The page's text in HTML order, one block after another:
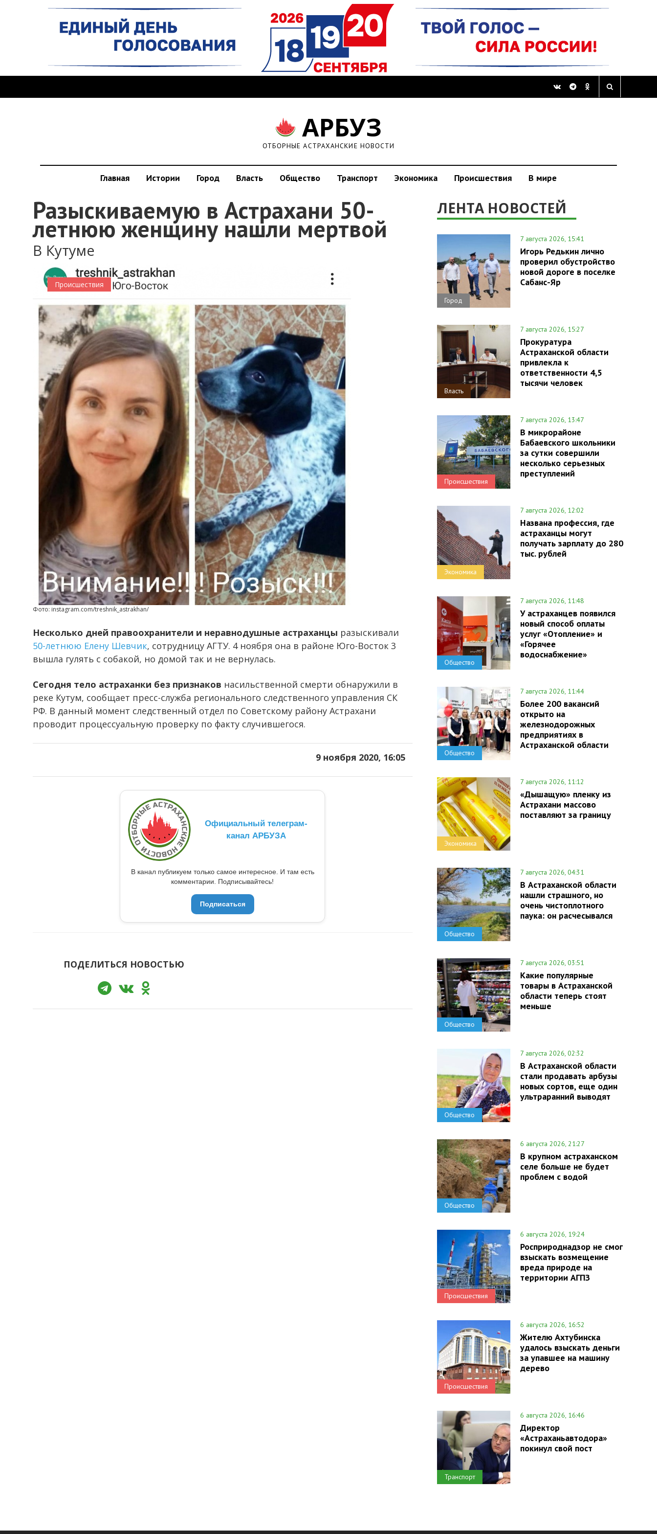
АРБУЗ
ОТБОРНЫЕ АСТРАХАНСКИЕ НОВОСТИ
Главная Истории Город Власть Общество Транспорт Экономика Происшествия В мире
Разыскиваемую в Астрахани 50-
летнюю женщину нашли мертвой
В Кутуме
Происшествия
Фото: instagram.com/treshnik_astrakhan/
Несколько дней правоохранители и неравнодушные астраханцы разыскивали
50-летнюю Елену Шевчик, сотрудницу АГТУ. 4 ноября она в районе Юго-Восток 3
вышла гулять с собакой, но домой так и не вернулась.
Сегодня тело астраханки без признаков насильственной смерти обнаружили в
реке Кутум, сообщает пресс-служба регионального следственного управления СК
РФ. В данный момент следственный отдел по Советскому району Астрахани
проводит процессуальную проверку по факту случившегося.
9 ноября 2020, 16:05
Официальный телеграм-
канал АРБУЗА
В канал публикуем только самое интересное. И там есть
комментарии. Подписывайтесь!
Подписаться
ПОДЕЛИТЬСЯ НОВОСТЬЮ
ЛЕНТА НОВОСТЕЙ
Город
7 августа 2026, 15:41
Игорь Редькин лично
проверил обустройство
новой дороге в поселке
Сабанс-Яр
Власть
7 августа 2026, 15:27
Прокуратура
Астраханской области
привлекла к
ответственности 4,5
тысячи человек
Происшествия
7 августа 2026, 13:47
В микрорайоне
Бабаевского школьники
за сутки совершили
несколько серьезных
преступлений
Экономика
7 августа 2026, 12:02
Названа профессия, где
астраханцы могут
получать зарплату до 280
тыс. рублей
Общество
7 августа 2026, 11:48
У астраханцев появился
новый способ оплаты
услуг «Отопление» и
«Горячее
водоснабжение»
Общество
7 августа 2026, 11:44
Более 200 вакансий
открыто на
железнодорожных
предприятиях в
Астраханской области
Экономика
7 августа 2026, 11:12
«Дышащую» пленку из
Астрахани массово
поставляют за границу
Общество
7 августа 2026, 04:31
В Астраханской области
нашли страшного, но
очень чистоплотного
паука: он расчесывался
Общество
7 августа 2026, 03:51
Какие популярные
товары в Астраханской
области теперь стоят
меньше
Общество
7 августа 2026, 02:32
В Астраханской области
стали продавать арбузы
новых сортов, еще один
ультраранний выводят
Общество
6 августа 2026, 21:27
В крупном астраханском
селе больше не будет
проблем с водой
Происшествия
6 августа 2026, 19:24
Росприроднадзор не смог
взыскать возмещение
вреда природе на
территории АГПЗ
Происшествия
6 августа 2026, 16:52
Жителю Ахтубинска
удалось взыскать деньги
за упавшее на машину
дерево
Транспорт
6 августа 2026, 16:46
Директор
«Астраханьавтодора»
покинул свой пост